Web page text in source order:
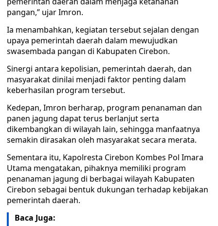
pangan,” ujar Imron.
Ia menambahkan, kegiatan tersebut sejalan dengan
upaya pemerintah daerah dalam mewujudkan
swasembada pangan di Kabupaten Cirebon.
Sinergi antara kepolisian, pemerintah daerah, dan
masyarakat dinilai menjadi faktor penting dalam
keberhasilan program tersebut.
Kedepan, Imron berharap, program penanaman dan
panen jagung dapat terus berlanjut serta
dikembangkan di wilayah lain, sehingga manfaatnya
semakin dirasakan oleh masyarakat secara merata.
Sementara itu, Kapolresta Cirebon Kombes Pol Imara
Utama mengatakan, pihaknya memiliki program
penanaman jagung di berbagai wilayah Kabupaten
Cirebon sebagai bentuk dukungan terhadap kebijakan
pemerintah daerah.
Baca Juga: